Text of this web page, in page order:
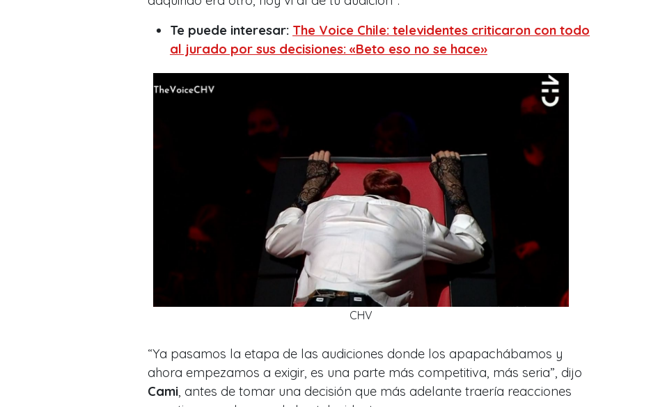
Te puede interesar: The Voice Chile: televidentes criticaron con todo
al jurado por sus decisiones: «Beto eso no se hace»
CHV
“Ya pasamos la etapa de las audiciones donde los apapachábamos y
ahora empezamos a exigir, es una parte más competitiva, más seria”, dijo
Cami , antes de tomar una decisión que más adelante traería reacciones